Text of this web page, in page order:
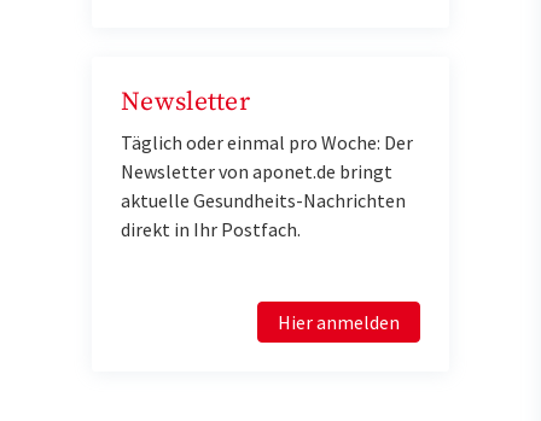
Newsletter
Täglich oder einmal pro Woche: Der
Newsletter von aponet.de bringt
aktuelle Gesundheits-Nachrichten
direkt in Ihr Postfach.
Hier anmelden